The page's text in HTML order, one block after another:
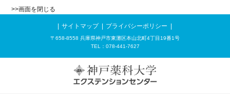
>>画面を閉じる
サイトマップ プライバシーポリシー
〒658-8558 兵庫県神戸市東灘区本山北町4丁目19番1号
TEL：078-441-7627